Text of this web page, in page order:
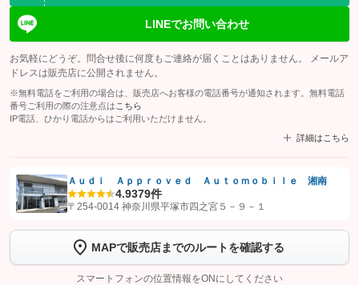
LINEでお問い合わせ
お気軽にどうぞ。問合せ後に何度もご連絡が届くことはありません。 メールア
ドレスは販売店に公開されません。
※無料電話をご利用の場合は、販売店へお客様の電話番号が通知されます。無料電話
番号ご利用の際の注意点は こちら
IP電話、ひかり電話からはご利用いただけません。
詳細はこちら
【STEP1】認証画面でグーネットを友だち追加してから「許可する」ボタンを押
トーク画面で
ボタンをタップして問い合わせを
完了してください。
Ａｕｄｉ Ａｐｐｒｏｖｅｄ Ａｕｔｏｍｏｂｉｌｅ 湘南
4.9379件
〒254-0014 神奈川県平塚市四之宮５－９－１
MAPで販売店までのルートを確認する
スマートフォンの位置情報をONにしてください